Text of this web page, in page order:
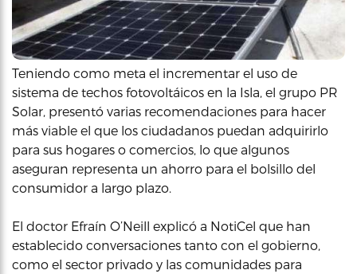
Teniendo como meta el incrementar el uso de
sistema de techos fotovoltáicos en la Isla, el grupo PR
Solar, presentó varias recomendaciones para hacer
más viable el que los ciudadanos puedan adquirirlo
para sus hogares o comercios, lo que algunos
aseguran representa un ahorro para el bolsillo del
consumidor a largo plazo.
El doctor Efraín O’Neill explicó a NotiCel que han
establecido conversaciones tanto con el gobierno,
como el sector privado y las comunidades para